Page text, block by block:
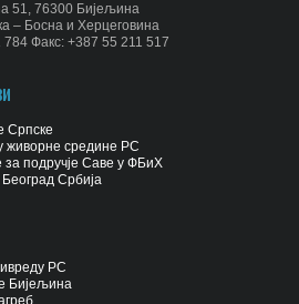
51, 76300 Бијељина
– Босна и Херцеговина
Факс: +387 55 211 517
Српске
живорне средине РС
за подручје Саве у ФБиХ
Србија
РС
Бијељина